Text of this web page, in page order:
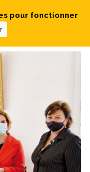
pour fonctionner